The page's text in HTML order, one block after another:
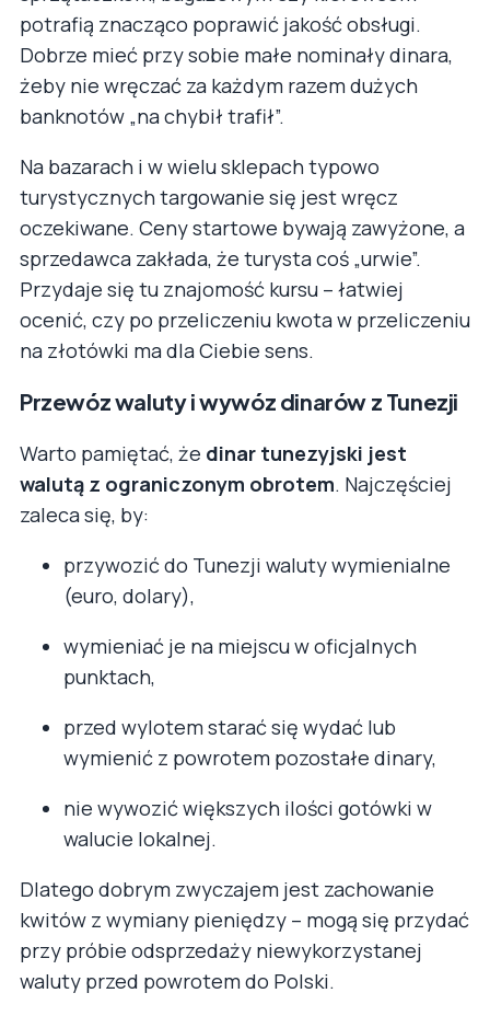
potrafią znacząco poprawić jakość obsługi.
Dobrze mieć przy sobie małe nominały dinara,
żeby nie wręczać za każdym razem dużych
banknotów „na chybił trafił”.
Na bazarach i w wielu sklepach typowo
turystycznych targowanie się jest wręcz
oczekiwane. Ceny startowe bywają zawyżone, a
sprzedawca zakłada, że turysta coś „urwie”.
Przydaje się tu znajomość kursu – łatwiej
ocenić, czy po przeliczeniu kwota w przeliczeniu
na złotówki ma dla Ciebie sens.
Przewóz waluty i wywóz dinarów z Tunezji
Warto pamiętać, że dinar tunezyjski jest
walutą z ograniczonym obrotem. Najczęściej
zaleca się, by:
przywozić do Tunezji waluty wymienialne
(euro, dolary),
wymieniać je na miejscu w oficjalnych
punktach,
przed wylotem starać się wydać lub
wymienić z powrotem pozostałe dinary,
nie wywozić większych ilości gotówki w
walucie lokalnej.
Dlatego dobrym zwyczajem jest zachowanie
kwitów z wymiany pieniędzy – mogą się przydać
przy próbie odsprzedaży niewykorzystanej
waluty przed powrotem do Polski.